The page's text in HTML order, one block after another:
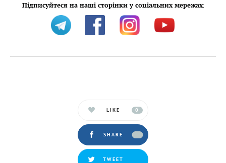
Підписуйтеся на наші сторінки у соціальних мережах:
LIKE 0
SHARE
TWEET